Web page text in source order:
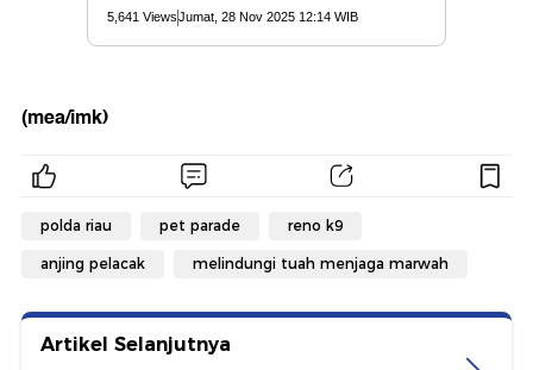
(mea/imk)
polda riau pet parade reno k9
anjing pelacak melindungi tuah menjaga marwah
Artikel Selanjutnya